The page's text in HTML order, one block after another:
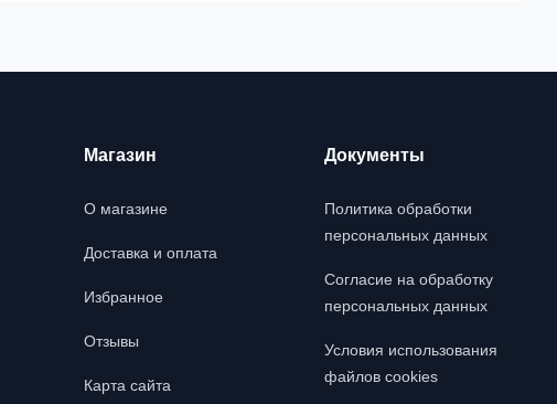
Магазин
О магазине
Доставка и оплата
Избранное
Отзывы
Карта сайта
Документы
Политика обработки
персональных данных
Согласие на обработку
персональных данных
Условия использования
файлов cookies